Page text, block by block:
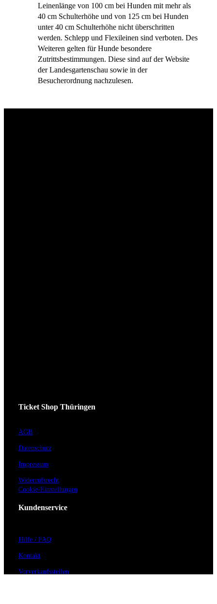
Leinenlänge von 100 cm bei Hunden mit mehr als
40 cm Schulterhöhe und von 125 cm bei Hunden
unter 40 cm Schulterhöhe nicht überschritten
werden. Schlepp und Flexileinen sind verboten. Des
Weiteren gelten für Hunde besondere
Zutrittsbestimmungen. Diese sind auf der Website
der Landesgartenschau sowie in der
Besucherordnung nachzulesen.
Ticket Shop Thüringen
AGB
Datenschutz
Impressum
Widerrufsrecht
Cookie-Einstellungen
Kundenservice
Hilfe / FAQ
Kontakt
Vorverkaufsstellen